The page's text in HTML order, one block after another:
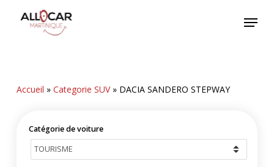
Menu
Accueil » Categorie SUV» DACIA SANDERO STEPWAY
Catégorie de voiture